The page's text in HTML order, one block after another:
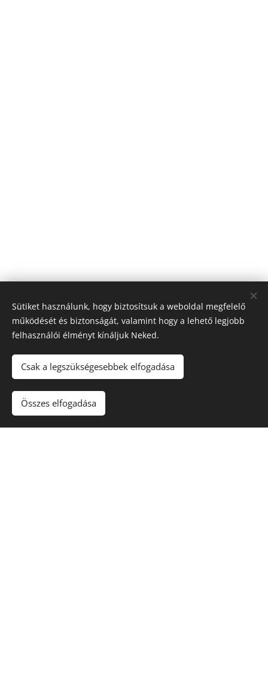
Sütiket használunk, hogy biztosítsuk a weboldal megfelelő
működését és biztonságát, valamint hogy a lehető legjobb
felhasználói élményt kínáljuk Neked.
Csak a legszükségesebbek elfogadása
Összes elfogadása